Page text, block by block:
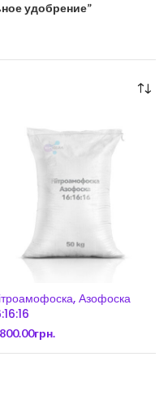
удобрение”
Азофоска
грн.